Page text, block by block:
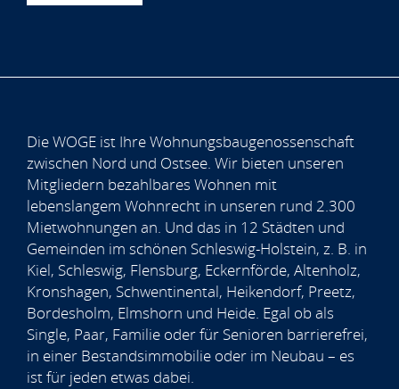
Die WOGE ist Ihre Wohnungsbaugenossenschaft
zwischen Nord und Ostsee. Wir bieten unseren
Mitgliedern bezahlbares Wohnen mit
lebenslangem Wohnrecht in unseren rund 2.300
Mietwohnungen an. Und das in 12 Städten und
Gemeinden im schönen Schleswig-Holstein, z. B. in
Kiel, Schleswig, Flensburg, Eckernförde, Altenholz,
Kronshagen, Schwentinental, Heikendorf, Preetz,
Bordesholm, Elmshorn und Heide. Egal ob als
Single, Paar, Familie oder für Senioren barrierefrei,
in einer Bestandsimmobilie oder im Neubau – es
ist für jeden etwas dabei.